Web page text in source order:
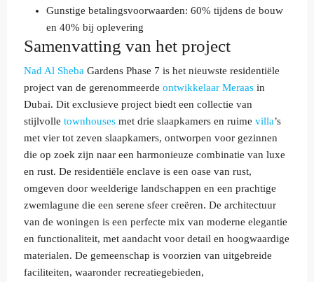
Gunstige betalingsvoorwaarden: 60% tijdens de bouw
en 40% bij oplevering
Samenvatting van het project
Nad Al Sheba Gardens Phase 7 is het nieuwste residentiële
project van de gerenommeerde ontwikkelaar Meraas in
Dubai. Dit exclusieve project biedt een collectie van
stijlvolle townhouses met drie slaapkamers en ruime villa’s
met vier tot zeven slaapkamers, ontworpen voor gezinnen
die op zoek zijn naar een harmonieuze combinatie van luxe
en rust. De residentiële enclave is een oase van rust,
omgeven door weelderige landschappen en een prachtige
zwemlagune die een serene sfeer creëren. De architectuur
van de woningen is een perfecte mix van moderne elegantie
en functionaliteit, met aandacht voor detail en hoogwaardige
materialen. De gemeenschap is voorzien van uitgebreide
faciliteiten, waaronder recreatiegebieden,